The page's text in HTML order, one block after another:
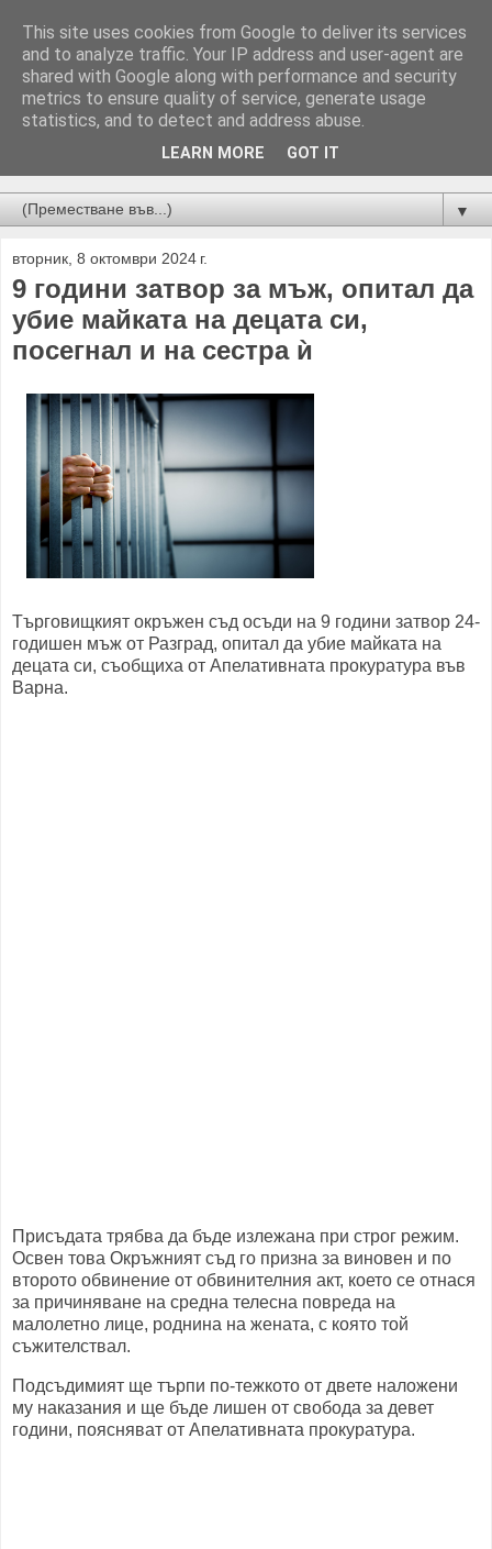
Новини от Бургас, страната и света!
▼
вторник, 8 октомври 2024 г.
9 години затвор за мъж, опитал да
убие майката на децата си,
посегнал и на сестра ѝ
Търговищкият окръжен съд осъди на 9 години затвор 24-
годишен мъж от Разград, опитал да убие майката на
децата си, съобщиха от Апелативната прокуратура във
Варна.
Присъдата трябва да бъде излежана при строг режим.
Освен това Окръжният съд го призна за виновен и по
второто обвинение от обвинителния акт, което се отнася
за причиняване на средна телесна повреда на
малолетно лице, роднина на жената, с която той
съжителствал.
Подсъдимият ще търпи по-тежкото от двете наложени
му наказания и ще бъде лишен от свобода за девет
години, поясняват от Апелативната прокуратура.
This site uses cookies from Google to deliver its services
and to analyze traffic. Your IP address and user-agent are
shared with Google along with performance and security
metrics to ensure quality of service, generate usage
statistics, and to detect and address abuse.
LEARN MORE GOT IT